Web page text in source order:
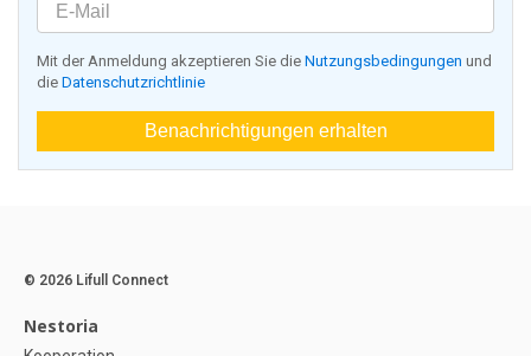
Mit der Anmeldung akzeptieren Sie die Nutzungsbedingungen und
die Datenschutzrichtlinie
Benachrichtigungen erhalten
© 2026 Lifull Connect
Nestoria